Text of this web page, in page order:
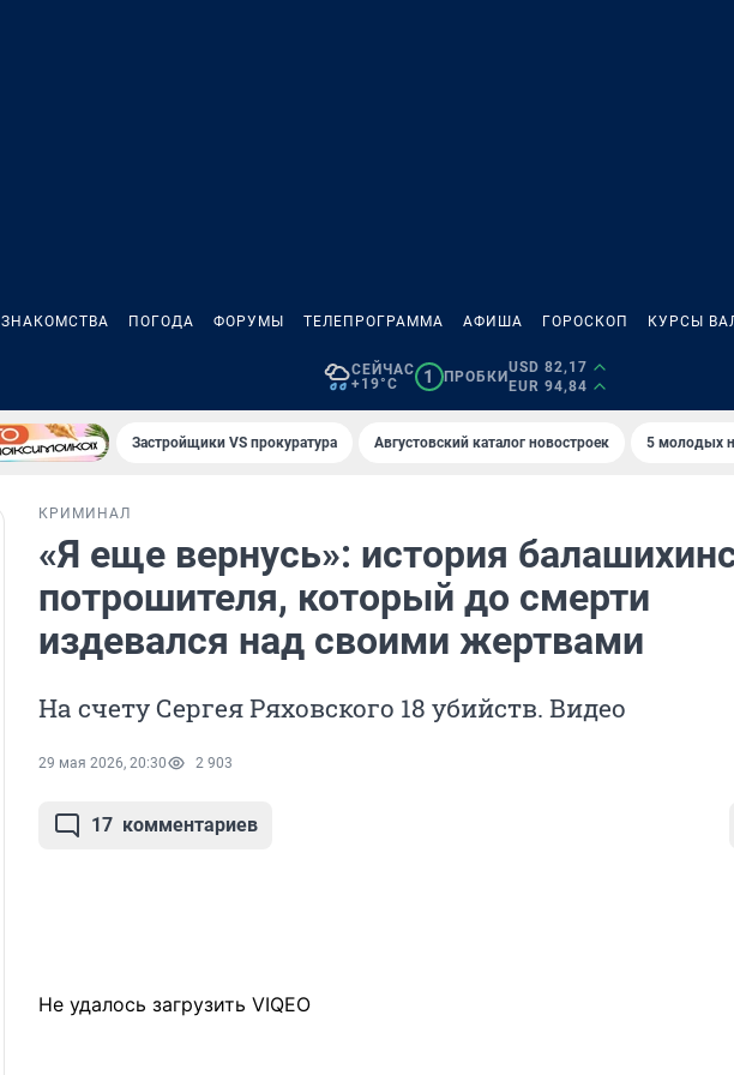
ЗНАКОМСТВА ПОГОДА ФОРУМЫ ТЕЛЕПРОГРАММА АФИША ГОРОСКОП КУРСЫ
СЕЙЧАС
+19°C
1 ПРОБКИ
USD 82,17
EUR 94,84
Застройщики VS прокуратура Августовский каталог новостроек 5 молодых
КРИМИНАЛ
«Я еще вернусь»: история
потрошителя, который до смерти
издевался над своими жертвами
На счету Сергея Ряховского 18 убийств. Видео
29 мая 2026, 20:30 2 903
17 комментариев
Не удалось загрузить VIQEO